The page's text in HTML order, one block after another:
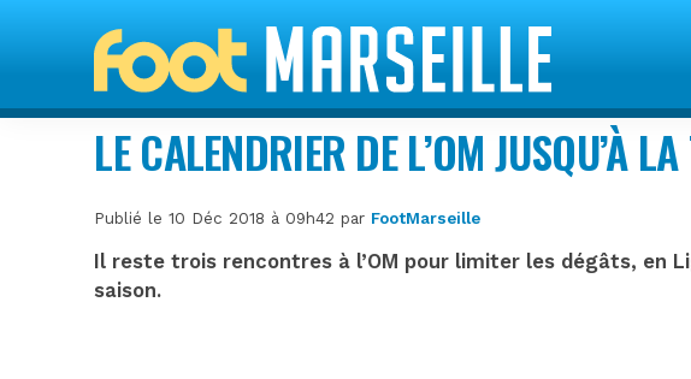
LE CALENDRIER DE L’OM JUSQU’À
Publié le 10 Déc 2018 à 09h42 par FootMarseille
Il reste trois rencontres à l’OM pour limiter les dégâts, en
saison.